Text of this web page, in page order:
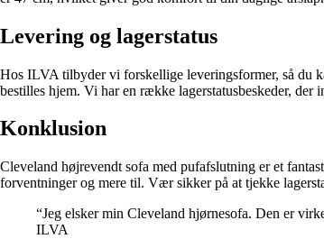
Levering og lagerstatus
Hos ILVA tilbyder vi forskellige leveringsformer, så du
bestilles hjem. Vi har en række lagerstatusbeskeder,
Konklusion
Cleveland højrevendt sofa med pufafslutning er et
forventninger og mere til. Vær sikker på at tjekke
“Jeg elsker min Cleveland hjørnesofa. Den er
ILVA